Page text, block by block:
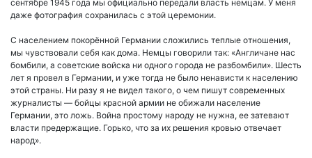
сентябре 1945 года мы официально передали власть немцам. У меня
даже фотография сохранилась с этой церемонии.
С населением покорённой Германии сложились теплые отношения,
мы чувствовали себя как дома. Немцы говорили так: «Англичане нас
бомбили, а советские войска ни одного города не разбомбили». Шесть
лет я провел в Германии, и уже тогда не было ненависти к населению
этой страны. Ни разу я не видел такого, о чем пишут современных
журналисты — бойцы красной армии не обижали население
Германии, это ложь. Война простому народу не нужна, ее затевают
власти предержащие. Горько, что за их решения кровью отвечает
народ».